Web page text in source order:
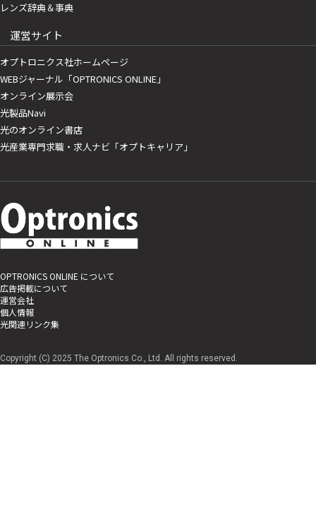
レンズ辞典＆事典
運営サイト
オプトロニクス社ホームページ
WEBジャーナル「OPTRONICS ONLINE」
オンライン展示会
光製品Navi
光のオンライン書店
光産業専門求職・求人ナビ「オプトキャリア」
OPTRONICS ONLINE について
広告掲載について
運営会社
個人情報
光関連リンク集
Copyright (C) 2025 The Optronics Co., Ltd. All rights reserved.